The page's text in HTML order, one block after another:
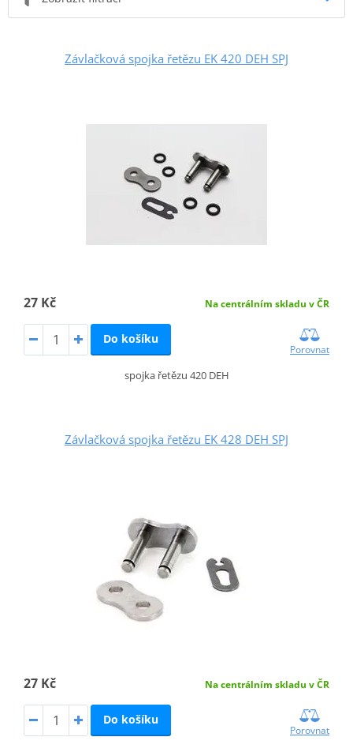
Závlačková spojka řetězu EK 420 DEH SPJ
27 Kč Na centrálním skladu v ČR
Do košíku
Porovnat
spojka řetězu 420 DEH
Závlačková spojka řetězu EK 428 DEH SPJ
27 Kč Na centrálním skladu v ČR
Do košíku
Porovnat